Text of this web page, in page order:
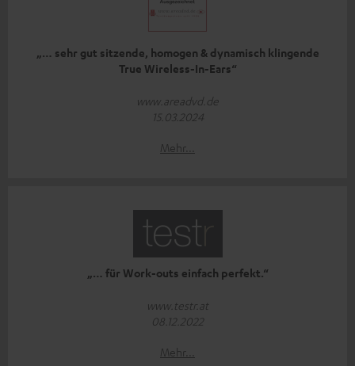
„… sehr gut sitzende, homogen & dynamisch klingende
True Wireless-In-Ears“
www.areadvd.de
15.03.2024
Mehr...
„… für Work-outs einfach perfekt.“
www.testr.at
08.12.2022
Mehr...